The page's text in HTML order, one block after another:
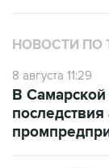
НОВОСТИ ПО
8 августа 11:29
В Самарской